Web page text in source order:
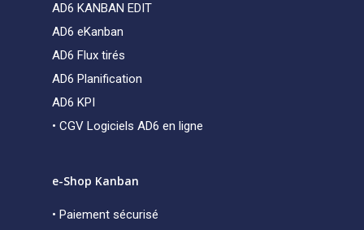
AD6 KANBAN EDIT
AD6 eKanban
AD6 Flux tirés
AD6 Planification
AD6 KPI
• CGV Logiciels AD6 en ligne
e-Shop Kanban
• Paiement sécurisé